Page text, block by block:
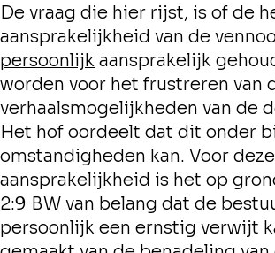
De vraag die hier rijst, is of de
aansprakelijkheid van de
persoonlijk aansprakelijk
worden voor het frustreren van
verhaalsmogelijkheden van de
Het hof oordeelt dat dit onder
omstandigheden kan. Voor deze
aansprakelijkheid is het op
2:9 BW van belang dat de
persoonlijk een ernstig verwijt